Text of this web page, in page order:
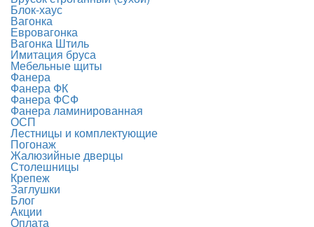
Блок-хаус
Вагонка
Евровагонка
Вагонка Штиль
Имитация бруса
Мебельные щиты
Фанера
Фанера ФК
Фанера ФСФ
Фанера ламинированная
ОСП
Лестницы и комплектующие
Погонаж
Жалюзийные дверцы
Столешницы
Крепеж
Заглушки
Блог
Акции
Оплата